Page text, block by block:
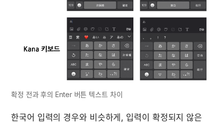
확정 전과 후의 Enter 버튼 텍스트 차이
한국어 입력의 경우와 비슷하게, 입력이 확정되지 않은